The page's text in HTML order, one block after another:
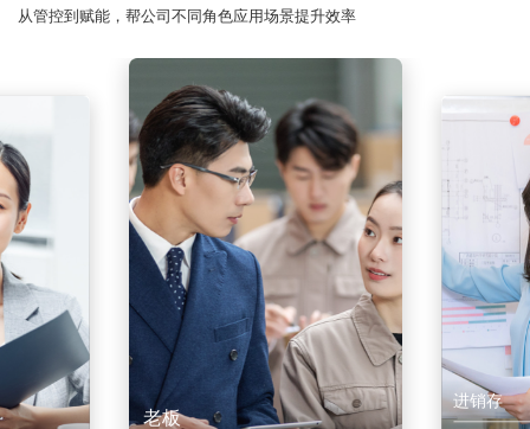
从管控到赋能，帮公司不同角色应用场景提升效率
老板
进销存